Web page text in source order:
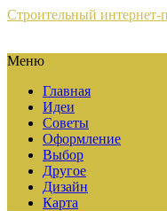
Строительный интернет-
Меню
Главная
Идеи
Советы
Оформление
Выбор
Другое
Дизайн
Карта